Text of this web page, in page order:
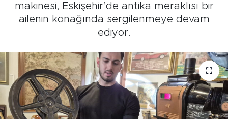
makinesi, Eskişehir’de antika meraklısı bir
ailenin konağında sergilenmeye devam
ediyor.